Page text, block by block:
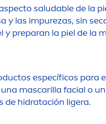
saludable de la
y las impurezas, sin
preparan la piel de
específicos para
mascarilla facial o
de hidratación ligera.